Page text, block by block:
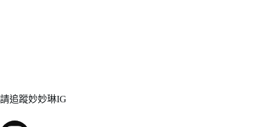
請追蹤妙妙琳IG